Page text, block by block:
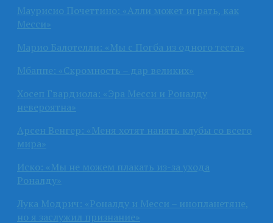
Маурисио Почеттино: «Алли может играть, как
Месси»
Марио Балотелли: «Мы с Погба из одного теста»
Мбаппе: «Скромность – дар великих»
Хосеп Гвардиола: «Эра Месси и Роналду
невероятна»
Арсен Венгер: «Меня хотят нанять клубы со всего
мира»
Иско: «Мы не можем плакать из-за ухода
Роналду»
Лука Модрич: «Роналду и Месси – инопланетяне,
но я заслужил признание»